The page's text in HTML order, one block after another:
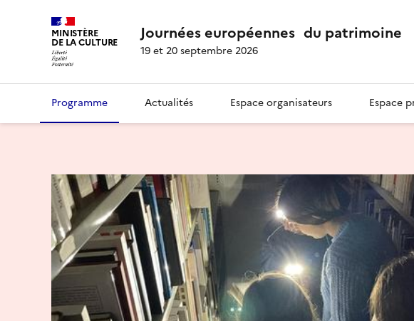
MINISTÈRE
DE LA CULTURE Journées européennes du patrimoine
19 et 20 septembre 2026
Programme Actualités Espace organisateurs Espace